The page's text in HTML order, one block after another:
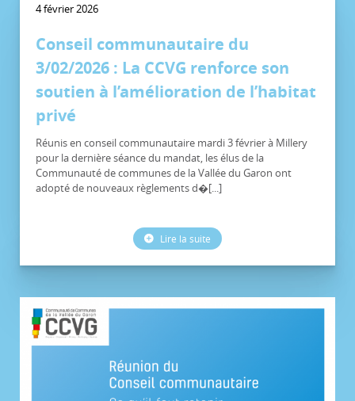
4 février 2026
Conseil communautaire du
3/02/2026 : La CCVG renforce son
soutien à l’amélioration de l’habitat
privé
Réunis en conseil communautaire mardi 3 février à Millery
pour la dernière séance du mandat, les élus de la
Communauté de communes de la Vallée du Garon ont
adopté de nouveaux règlements d�[...]
Lire la suite